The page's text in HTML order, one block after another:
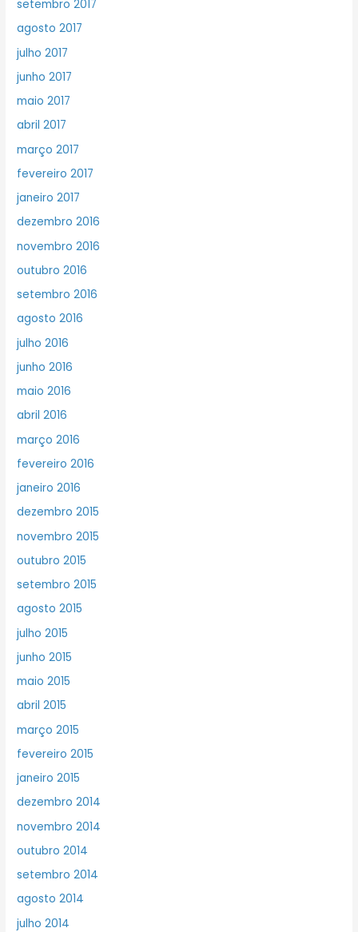
setembro 2017
agosto 2017
julho 2017
junho 2017
maio 2017
abril 2017
março 2017
fevereiro 2017
janeiro 2017
dezembro 2016
novembro 2016
outubro 2016
setembro 2016
agosto 2016
julho 2016
junho 2016
maio 2016
abril 2016
março 2016
fevereiro 2016
janeiro 2016
dezembro 2015
novembro 2015
outubro 2015
setembro 2015
agosto 2015
julho 2015
junho 2015
maio 2015
abril 2015
março 2015
fevereiro 2015
janeiro 2015
dezembro 2014
novembro 2014
outubro 2014
setembro 2014
agosto 2014
julho 2014